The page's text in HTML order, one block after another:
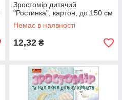
Зростомір дитячий
"Ростинка", картон, до 150 см
Немає в наявності
12,32 ₴